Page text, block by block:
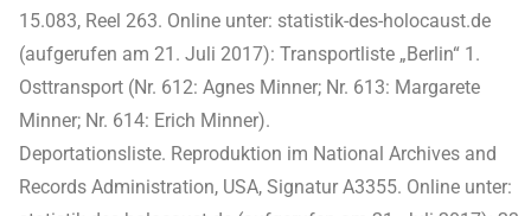
15.083, Reel 263. Online unter: statistik-des-holocaust.de
(aufgerufen am 21. Juli 2017): Transportliste „Berlin“ 1.
Osttransport (Nr. 612: Agnes Minner; Nr. 613: Margarete
Minner; Nr. 614: Erich Minner).
Deportationsliste. Reproduktion im National Archives and
Records Administration, USA, Signatur A3355. Online unter: